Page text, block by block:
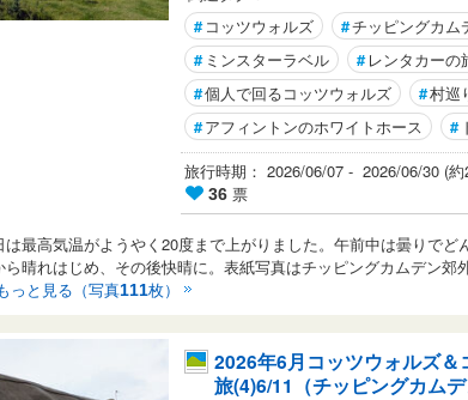
# コッツウォルズ #チッピングカム
# ミンスターラベル # レンタカーの
#個人で回るコッツウォルズ #村巡
#アフィントンのホワイトホース #
旅行時期： 2026/06/07 - 2026/06/30 (
36 票
は最高気温がようやく20度まで上がりました。午前中は曇りでど
ら晴れはじめ、その後快晴に。表紙写真はチッピングカムデン郊
っと見る（写真111枚）
2026年6月コッツウォルズ
旅(4)6/11（チッピングカムデ